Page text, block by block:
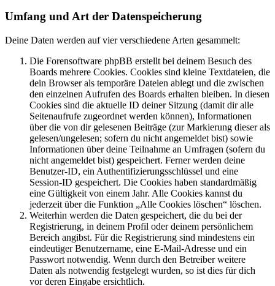
Umfang und Art der Datenspeicherung
Deine Daten werden auf vier verschiedene Arten gesammelt:
Die Forensoftware phpBB erstellt bei deinem Besuch des
Boards mehrere Cookies. Cookies sind kleine Textdateien, die
dein Browser als temporäre Dateien ablegt und die zwischen
den einzelnen Aufrufen des Boards erhalten bleiben. In diesen
Cookies sind die aktuelle ID deiner Sitzung (damit dir alle
Seitenaufrufe zugeordnet werden können), Informationen
über die von dir gelesenen Beiträge (zur Markierung dieser als
gelesen/ungelesen; sofern du nicht angemeldet bist) sowie
Informationen über deine Teilnahme an Umfragen (sofern du
nicht angemeldet bist) gespeichert. Ferner werden deine
Benutzer-ID, ein Authentifizierungsschlüssel und eine
Session-ID gespeichert. Die Cookies haben standardmäßig
eine Gültigkeit von einem Jahr. Alle Cookies kannst du
jederzeit über die Funktion „Alle Cookies löschen“ löschen.
Weiterhin werden die Daten gespeichert, die du bei der
Registrierung, in deinem Profil oder deinem persönlichem
Bereich angibst. Für die Registrierung sind mindestens ein
eindeutiger Benutzername, eine E-Mail-Adresse und ein
Passwort notwendig. Wenn durch den Betreiber weitere
Daten als notwendig festgelegt wurden, so ist dies für dich
vor deren Eingabe ersichtlich.